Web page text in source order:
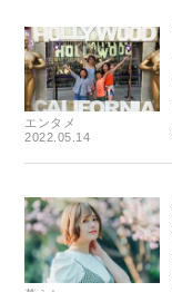
エンタメ
2022.05.14